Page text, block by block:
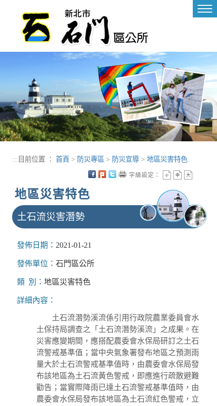
::: 目前位置 ： 首頁 > 防災專區 > 防災宣導 > 地區災害特色
地區災害特色
字級設定：
土石流災害潛勢
發佈日期： 2021-01-21
發佈單位： 石門區公所
類 別： 地區災害特色
詳細內容：
土石流潛勢溪流係引用行政院農業委員會水
土保持局調查之「土石流潛勢溪流」之成果。在
災害應變期間，應搭配農委會水保局研訂之土石
流警戒基準值；當中央氣象署發布地區之預測雨
量大於土石流警戒基準值時，由農委會水保局發
布該地區為土石流黃色警戒，即應進行疏散避難
勸告；當實際降雨已達土石流警戒基準值時，由
農委會水保局發布該地區為土石流紅色警戒，立